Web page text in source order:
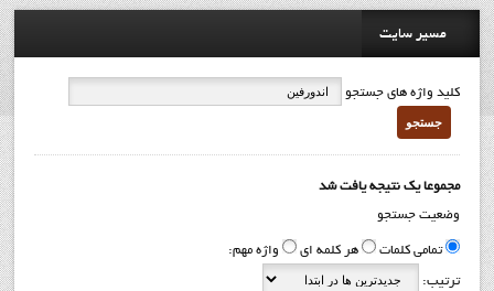
مسیر سایت
کلید واژه های جستجو
جستجو
مجموعا یک نتیجه یافت شد
وضعیت جستجو
تمامی کلمات هر کلمه ای واژه مهم:
ترتیب: